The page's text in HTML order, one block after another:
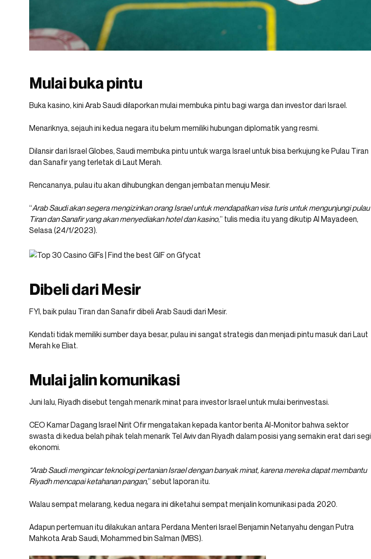
Mulai buka pintu
Buka kasino, kini Arab Saudi dilaporkan mulai membuka pintu bagi warga dan investor dari Israel.
Menariknya, sejauh ini kedua negara itu belum memiliki hubungan diplomatik yang resmi.
Dilansir dari Israel Globes, Saudi membuka pintu untuk warga Israel untuk bisa berkujung ke Pulau Tiran
dan Sanafir yang terletak di Laut Merah.
Rencananya, pulau itu akan dihubungkan dengan jembatan menuju Mesir.
“Arab Saudi akan segera mengizinkan orang Israel untuk mendapatkan visa turis untuk mengunjungi pulau
Tiran dan Sanafir yang akan menyediakan hotel dan kasino,” tulis media itu yang dikutip Al Mayadeen,
Selasa (24/1/2023).
Dibeli dari Mesir
FYI, baik pulau Tiran dan Sanafir dibeli Arab Saudi dari Mesir.
Kendati tidak memiliki sumber daya besar, pulau ini sangat strategis dan menjadi pintu masuk dari Laut
Merah ke Eliat.
Mulai jalin komunikasi
Juni lalu, Riyadh disebut tengah menarik minat para investor Israel untuk mulai berinvestasi.
CEO Kamar Dagang Israel Nirit Ofir mengatakan kepada kantor berita Al-Monitor bahwa sektor
swasta di kedua belah pihak telah menarik Tel Aviv dan Riyadh dalam posisi yang semakin erat dari segi
ekonomi.
“Arab Saudi mengincar teknologi pertanian Israel dengan banyak minat, karena mereka dapat membantu
Riyadh mencapai ketahanan pangan,” sebut laporan itu.
Walau sempat melarang, kedua negara ini diketahui sempat menjalin komunikasi pada 2020.
Adapun pertemuan itu dilakukan antara Perdana Menteri Israel Benjamin Netanyahu dengan Putra
Mahkota Arab Saudi, Mohammed bin Salman (MBS).